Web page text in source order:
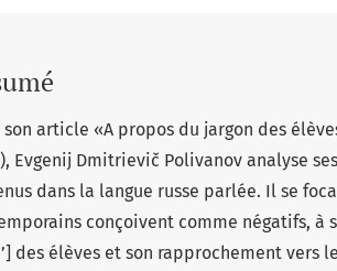
son article «A propos du jargon des
Evgenij Dmitrievič Polivanov analyse
dans la langue russe parlée. Il se
conçoivent comme négatifs, à
des élèves et son rapprochement vers